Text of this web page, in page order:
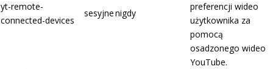
yt-remote-
connected-devices
sesyjnenigdy
preferencji wideo
użytkownika za
pomocą
osadzonego wideo
YouTube.